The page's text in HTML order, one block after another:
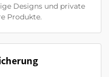
Designs und private
Produkte.